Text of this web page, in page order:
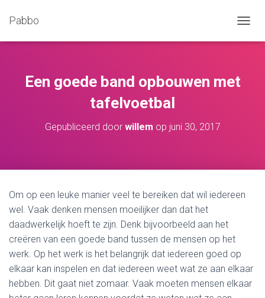
Pabbo
A
E
Een goede band opbouwen met
tafelvoetbal
Gepubliceerd door willem op juni 30, 2017
Om op een leuke manier veel te bereiken dat wil iedereen
wel. Vaak denken mensen moeilijker dan dat het
daadwerkelijk hoeft te zijn. Denk bijvoorbeeld aan het
creëren van een goede band tussen de mensen op het
werk. Op het werk is het belangrijk dat iedereen goed op
elkaar kan inspelen en dat iedereen weet wat ze aan elkaar
hebben. Dit gaat niet zomaar. Vaak moeten mensen elkaar